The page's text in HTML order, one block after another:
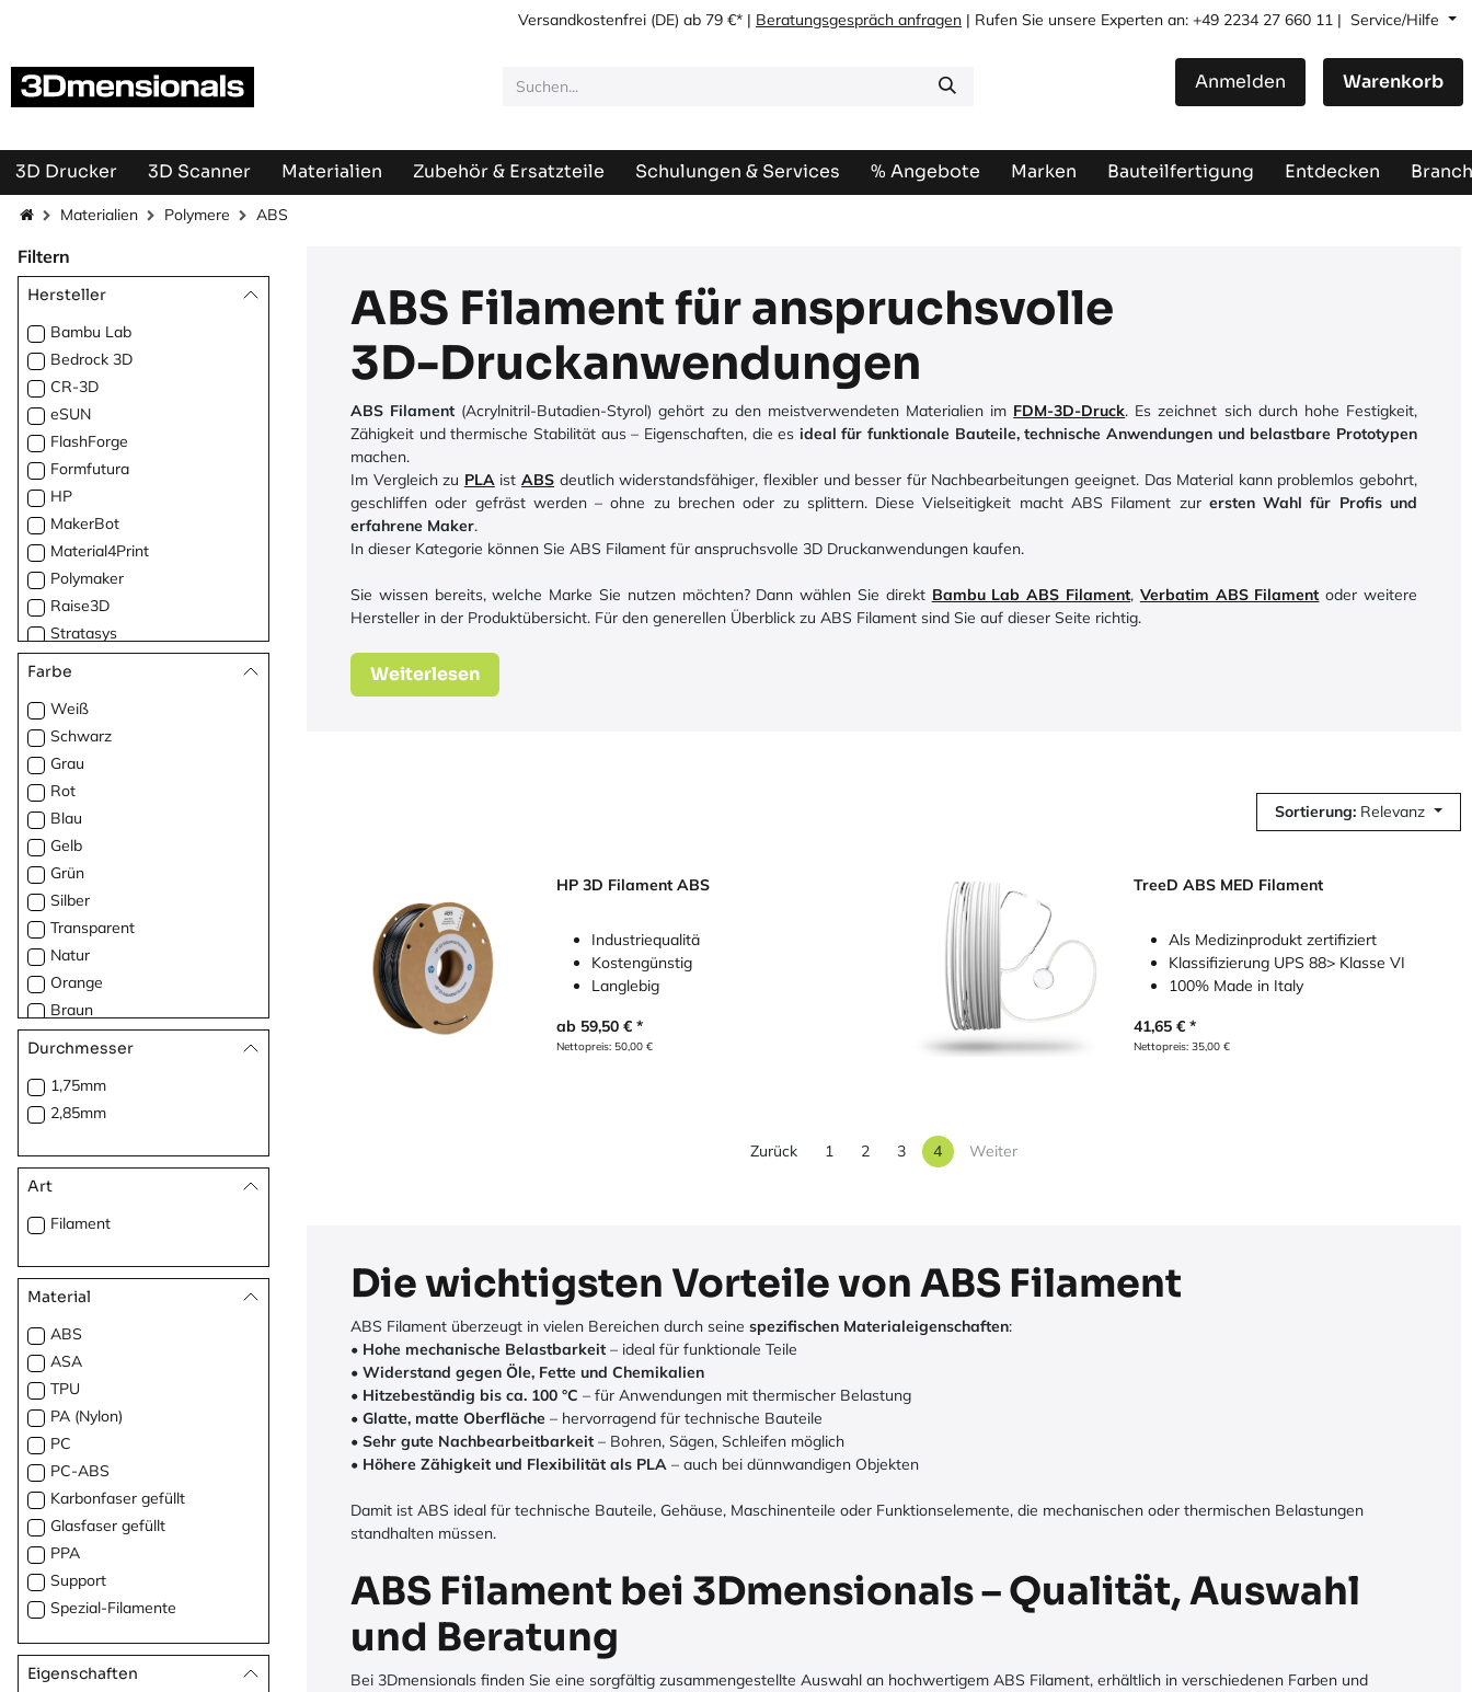
Versandkostenfrei (DE) ab 79 €* | Beratungsgespräch anfragen | Rufen Sie unsere Experten an: +49 2234 27 660 11 | Service/Hilfe
Anmelden Warenkorb
3D Drucker 3D Scanner Materialien Zubehör & Ersatzteile Schulungen & Services % Angebote Marken Bauteilfertigung Entdecken
Materialien Polymere ABS
Filtern
Hersteller
Bambu Lab
Bedrock 3D
CR-3D
eSUN
FlashForge
Formfutura
HP
MakerBot
Material4Print
Polymaker
Raise3D
Stratasys
TreeD
Verbatim
Farbe
Weiß
Schwarz
Grau
Rot
Blau
Gelb
Grün
Silber
Transparent
Natur
Orange
Braun
Lila
Bronze
Metall
Durchmesser
1,75mm
2,85mm
Art
Filament
Material
ABS
ASA
TPU
PA (Nylon)
PC
PC-ABS
Karbonfaser gefüllt
Glasfaser gefüllt
PPA
Support
Spezial-Filamente
Eigenschaften
ABS Filament für anspruchsvolle
3D-Druckanwendungen
ABS Filament (Acrylnitril-Butadien-Styrol) gehört zu den meistverwendeten Materialien im FDM-3D-Druck. Es zeichnet sich durch hohe Festigkeit,
Zähigkeit und thermische Stabilität aus – Eigenschaften, die es ideal für funktionale Bauteile, technische Anwendungen und belastbare Prototypen
machen.
Im Vergleich zu PLAistABS deutlich widerstandsfähiger, flexibler und besser für Nachbearbeitungen geeignet. Das Material kann problemlos gebohrt,
geschliffen oder gefräst werden – ohne zu brechen oder zu splittern. Diese Vielseitigkeit macht ABS Filament zur ersten Wahl für Profis und
erfahrene Maker.
In dieser Kategorie können Sie ABS Filament für anspruchsvolle 3D Druckanwendungen kaufen.
Sie wissen bereits, welche Marke Sie nutzen möchten? Dann wählen Sie direkt Bambu Lab ABS Filament, Verbatim ABS Filament oder weitere
Hersteller in der Produktübersicht. Für den generellen Überblick zu ABS Filament sind Sie auf dieser Seite richtig.
Weiterlesen
Sortierung: Relevanz
HP 3D Filament ABS
Industriequalitä
Kostengünstig
Langlebig
ab 59,50 €
Nettopreis: 50,00 €
TreeD ABS MED Filament
Als Medizinprodukt zertifiziert
Klassifizierung UPS 88> Klasse VI
100% Made in Italy
41,65 €
Nettopreis:35,00 €
Zurück 1 2 3 4 Weiter
Die wichtigsten Vorteile von ABS Filament
ABS Filament überzeugt in vielen Bereichen durch seine spezifischen Materialeigenschaften:
• Hohe mechanische Belastbarkeit – ideal für funktionale Teile
• Widerstand gegen Öle, Fette und Chemikalien
• Hitzebeständig bis ca. 100 °C – für Anwendungen mit thermischer Belastung
• Glatte, matte Oberfläche – hervorragend für technische Bauteile
• Sehr gute Nachbearbeitbarkeit – Bohren, Sägen, Schleifen möglich
• Höhere Zähigkeit und Flexibilität als PLA – auch bei dünnwandigen Objekten
Damit ist ABS ideal für technische Bauteile, Gehäuse, Maschinenteile oder Funktionselemente, die mechanischen oder thermischen Belastungen
standhalten müssen.
ABS Filament bei 3Dmensionals – Qualität, Auswahl
und Beratung
Bei 3Dmensionals finden Sie eine sorgfältig zusammengestellte Auswahl an hochwertigem ABS Filament, erhältlich in verschiedenen Farben und